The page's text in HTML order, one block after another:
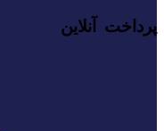
پرداخت آنلاین